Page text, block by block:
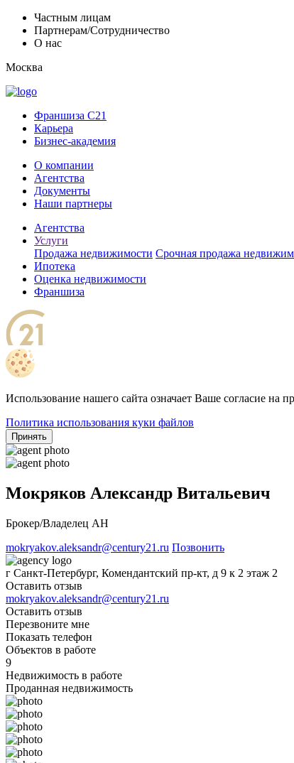
Частным лицам
Партнерам/Сотрудничество
О нас
Москва
Франшиза C21
Карьера
Бизнес-академия
О компании
Агентства
Документы
Наши партнеры
Агентства
Услуги
Продажа недвижимости Срочная продажа
Ипотека
Оценка недвижимости
Франшиза
Использование нашего сайта означает Ваше согласие на
Политика использования куки файлов
Принять
Мокряков Александр Витальевич
Брокер/Владелец АН
mokryakov.aleksandr@century21.ru Позвонить
г Санкт-Петербург, Комендантский пр-кт, д 9 к 2 этаж 2
Оставить отзыв
mokryakov.aleksandr@century21.ru
Оставить отзыв
Перезвоните мне
Показать телефон
Объектов в работе
9
Недвижимость в работе
Проданная недвижимость